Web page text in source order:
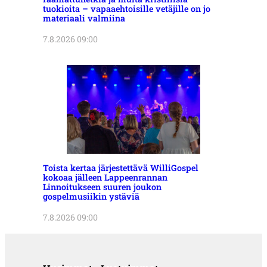
tuokioita – vapaaehtoisille vetäjille on jo
materiaali valmiina
7.8.2026 09:00
Toista kertaa järjestettävä WilliGospel
kokoaa jälleen Lappeenrannan
Linnoitukseen suuren joukon
gospelmusiikin ystäviä
7.8.2026 09:00